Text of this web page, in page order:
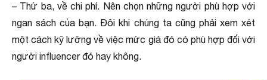
– Thứ ba, về chi phí. Nên chọn những người phù hợp với
ngan sách của bạn. Đôi khi chúng ta cũng phải xem xét
một cách kỹ lưỡng về việc mức giá đó có phù hợp đối với
người influencer đó hay không.